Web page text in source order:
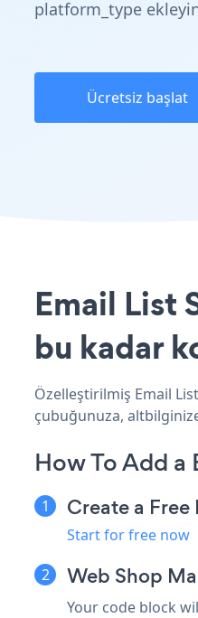
platform_type
Ücretsiz başlat
Email List
bu kadar
Özelleştirilmiş Email
çubuğunuza,
How To Add a
Create a
Start for free now
Web Shop
Your code block